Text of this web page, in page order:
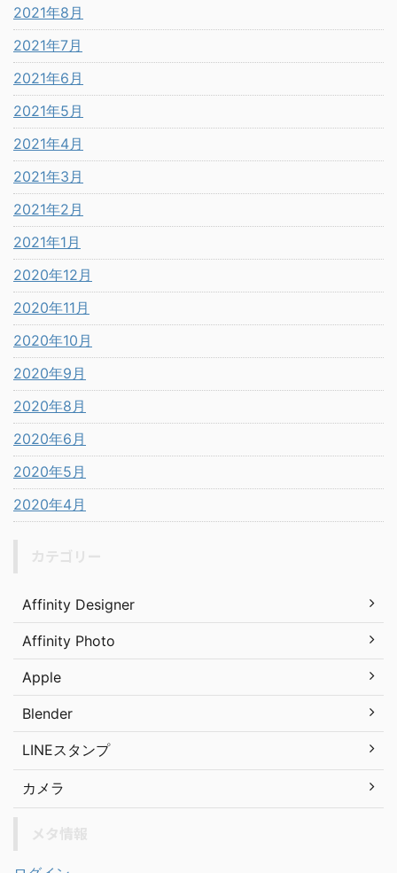
2021年8月
2021年7月
2021年6月
2021年5月
2021年4月
2021年3月
2021年2月
2021年1月
2020年12月
2020年11月
2020年10月
2020年9月
2020年8月
2020年6月
2020年5月
2020年4月
Affinity Designer
Affinity Photo
Apple
Blender
LINEスタンプ
カメラ